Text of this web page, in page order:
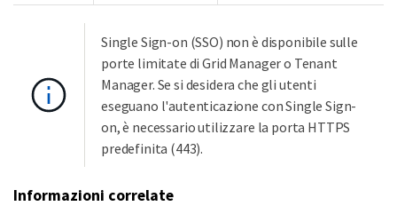
Single Sign-on (SSO) non è disponibile sulle
porte limitate di Grid Manager o Tenant
Manager. Se si desidera che gli utenti
eseguano l'autenticazione con Single Sign-
on, è necessario utilizzare la porta HTTPS
predefinita (443).
Informazioni correlate